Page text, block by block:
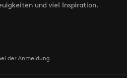
und viel Inspiration.
der Anmeldung